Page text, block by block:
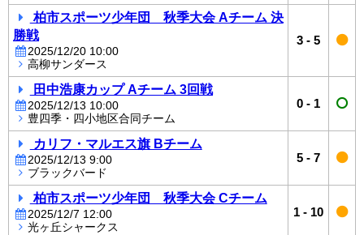
柏市スポーツ少年団 秋季大会 Aチーム 決
勝戦
2025/12/20 10:00
高柳サンダース
3 - 5
田中浩康カップ Aチーム 3回戦
2025/12/13 10:00
豊四季・四小地区合同チーム
0 - 1
カリフ・マルエス旗 Bチーム
2025/12/13 9:00
ブラックバード
5 - 7
柏市スポーツ少年団 秋季大会 Cチーム
2025/12/7 12:00
光ヶ丘シャークス
1 - 10